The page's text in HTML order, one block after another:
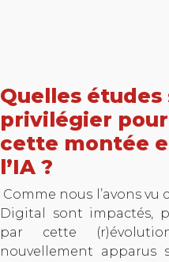
Quelles
privilégier
cette montée
l’IA ?
Comme nous l’avons vu
Digital sont impactés,
par cette
nouvellement apparus